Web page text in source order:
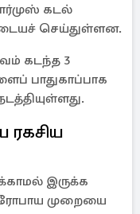
கடல்
செய்துள்ளன.
கடந்த 3
பாதுகாப்பாக
ரகசிய
இருக்க
முறையை